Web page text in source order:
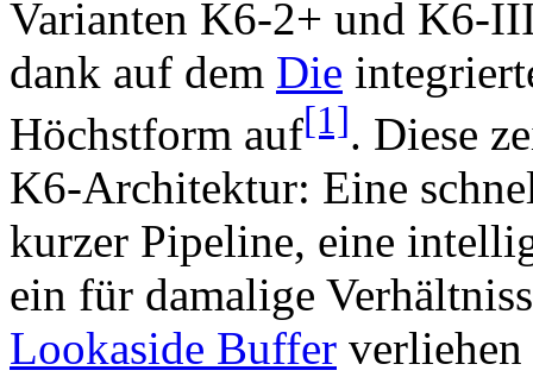
Varianten K6-2+ und K6-
dank auf dem Die
Höchstform auf[1]. Diese
K6-Architektur: Eine
kurzer Pipeline, eine
ein für damalige
Lookaside Buffer